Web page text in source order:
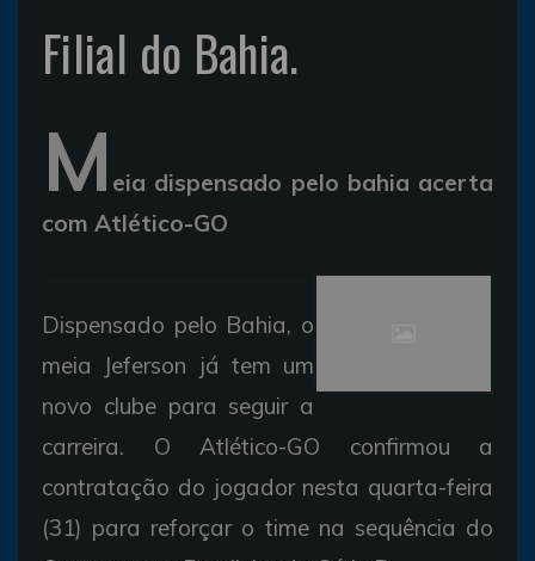
Filial do Bahia.
M eia dispensado pelo bahia acerta
com Atlético-GO
Dispensado pelo Bahia, o
meia Jeferson já tem um
novo clube para seguir a
carreira. O Atlético-GO confirmou a
contratação do jogador nesta quarta-feira
(31) para reforçar o time na sequência do